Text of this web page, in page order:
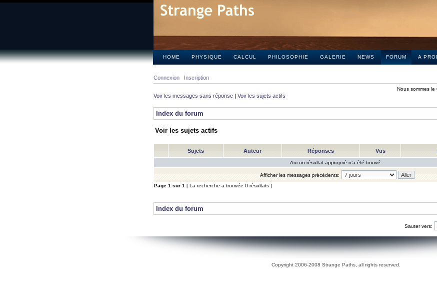
HOME PHYSIQUE CALCUL PHILOSOPHIE GALERIE NEWS FORUM A
Connexion Inscription
Nous sommes
Voir les messages sans réponse | Voir les sujets actifs
Index du forum
Voir les sujets actifs
Sujets Auteur Réponses Vus
Aucun résultat approprié n’a été trouvé.
Afficher les messages précédents:
Page 1 sur 1 [ La recherche a trouvée 0 résultats ]
Index du forum
Sauter vers:
Copyright 2006-2008 Strange Paths, all rights reserved.